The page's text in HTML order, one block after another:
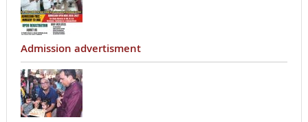
Admission advertisment